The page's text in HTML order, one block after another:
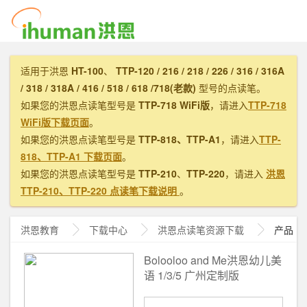
适用于洪恩 HT-100、 TTP-120 / 216 / 218 / 226 / 316 / 316A
/ 318 / 318A / 416 / 518 / 618 /718(老款) 型号的点读笔。
如果您的洪恩点读笔型号是 TTP-718 WiFi版，请进入TTP-718
WiFi版下载页面。
如果您的洪恩点读笔型号是 TTP-818、TTP-A1 ，请进入TTP-
818、TTP-A1 下载页面。
如果您的洪恩点读笔型号是 TTP-210、 TTP-220，请进入 洪恩
TTP-210、TTP-220 点读笔下载说明 。
洪恩教育 下载中心 洪恩点读笔资源下载 产品
Bolooloo and Me洪恩幼儿美
语 1/3/5 广州定制版